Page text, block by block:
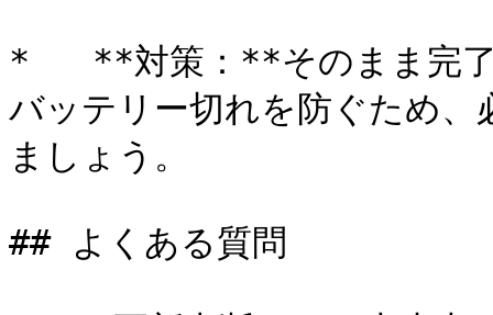
*   **対策：**そのまま完了
バッテリー切れを防ぐため
ましょう。
## よくある質問